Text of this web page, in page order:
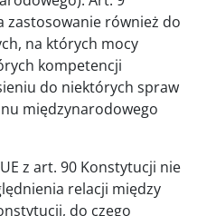
zastosowanie również do
na których mocy
kompetencji
do niektórych spraw
międzynarodowego
z art. 90 Konstytucji nie
relacji między
do czego